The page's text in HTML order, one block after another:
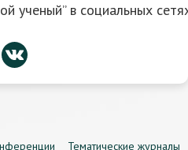
ученый” в социальных
Тематические журналы